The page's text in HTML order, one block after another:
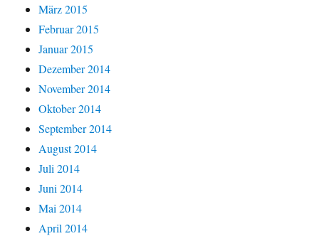
März 2015
Februar 2015
Januar 2015
Dezember 2014
November 2014
Oktober 2014
September 2014
August 2014
Juli 2014
Juni 2014
Mai 2014
April 2014